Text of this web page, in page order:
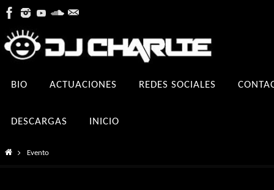
contenido
BIO ACTUACIONES REDES SOCIALES
DESCARGAS INICIO
InicioEvento